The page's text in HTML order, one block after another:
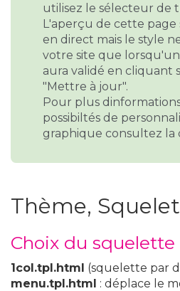
utilisez le sélecteur de
L'aperçu de cette page
en direct mais le style
votre site que
aura validé en cliquant
"Mettre à jour".
Pour plus
possibiltés de
graphique consultez la
Thème,
Choix du squelette
1col.tpl.html (squelette par
menu.tpl.html : déplace le